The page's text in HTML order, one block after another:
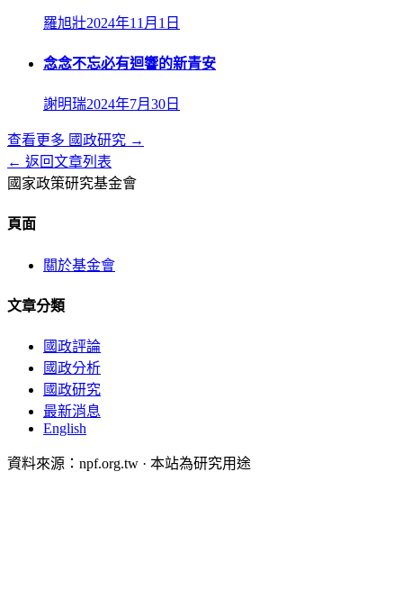
羅旭壯2024年11月1日
念念不忘必有迴響的新青安
謝明瑞2024年7月30日
查看更多 國政研究 →
← 返回文章列表
國家政策研究基金會
頁面
關於基金會
文章分類
國政評論
國政分析
國政研究
最新消息
English
資料來源：npf.org.tw · 本站為研究用途